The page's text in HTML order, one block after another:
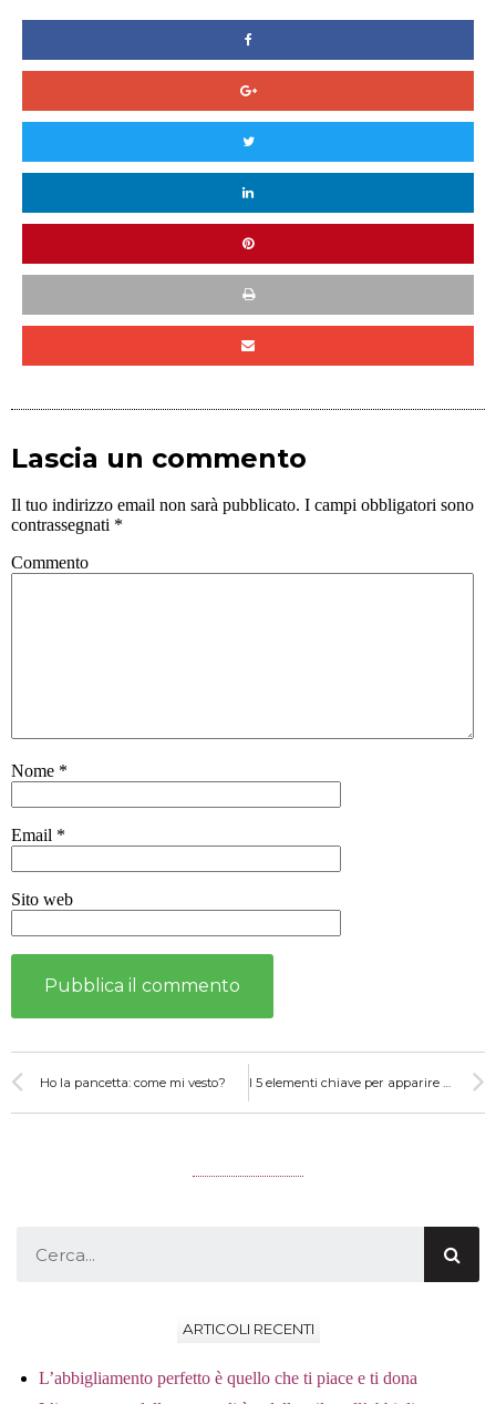
Lascia un commento
Il tuo indirizzo email non sarà pubblicato. I campi obbligatori sono
contrassegnati *
Commento
Nome *
Email *
Sito web
Ho la pancetta: come mi vesto? I 5 elementi chiave per apparire bene in video
ARTICOLI RECENTI
L’abbigliamento perfetto è quello che ti piace e ti dona